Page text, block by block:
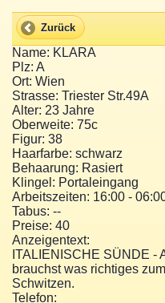
Zurück
Name: KLARA
Plz: A
Ort: Wien
Strasse: Triester Str.49A
Alter: 23 Jahre
Oberweite: 75c
Figur: 38
Haarfarbe: schwarz
Behaarung: Rasiert
Klingel: Portaleingang
Arbeitszeiten: 16:00 -
Tabus: --
Preise: 40
Anzeigentext:
ITALIENISCHE SÜNDE -
brauchst was richtiges
Schwitzen.
Telefon: